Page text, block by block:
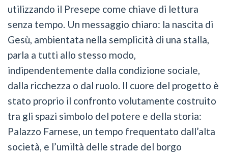
utilizzando il Presepe come chiave di lettura
senza tempo. Un messaggio chiaro: la nascita di
Gesù, ambientata nella semplicità di una stalla,
parla a tutti allo stesso modo,
indipendentemente dalla condizione sociale,
dalla ricchezza o dal ruolo. Il cuore del progetto è
stato proprio il confronto volutamente costruito
tra gli spazi simbolo del potere e della storia:
Palazzo Farnese, un tempo frequentato dall’alta
società, e l’umiltà delle strade del borgo